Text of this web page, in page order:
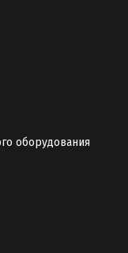
оборудования